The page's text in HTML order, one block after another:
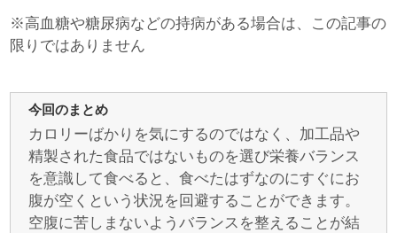
※高血糖や糖尿病などの持病がある場合は、この記事の
限りではありません
今回のまとめ
カロリーばかりを気にするのではなく、加工品や
精製された食品ではないものを選び栄養バランス
を意識して食べると、食べたはずなのにすぐにお
腹が空くという状況を回避することができます。
空腹に苦しまないようバランスを整えることが結